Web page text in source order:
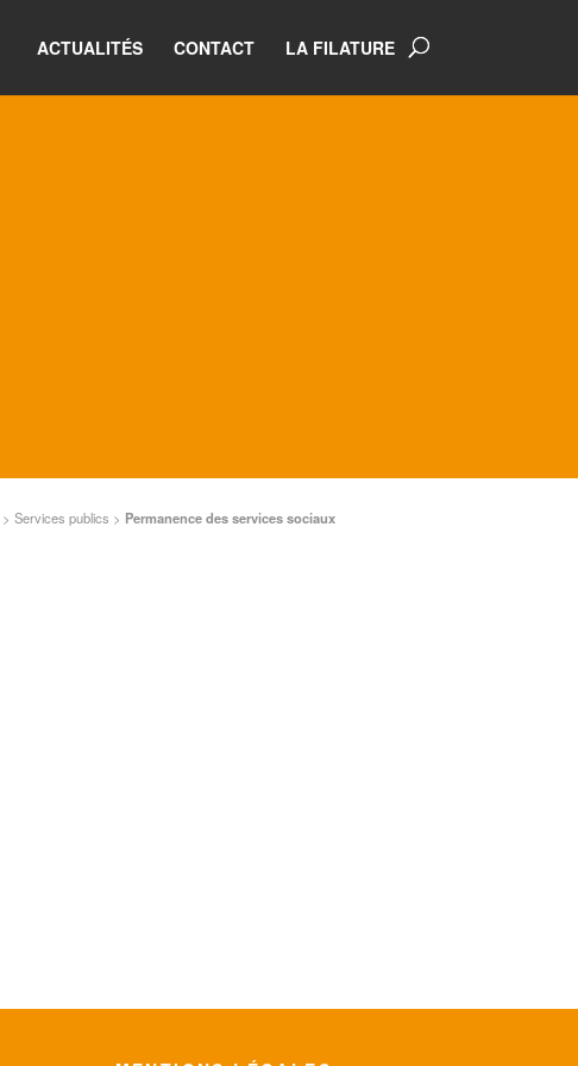
ACTUALITÉS CONTACT LA FILATURE
> Services publics > Permanence des services sociaux